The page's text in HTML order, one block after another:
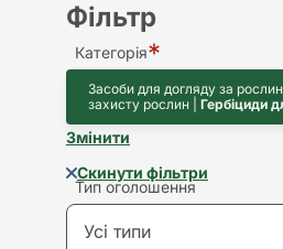
Фільтр
Категорія
Засоби для догляду за рослинами |
захисту рослин | Гербіциди
Змінити
Скинути фільтри
Тип оголошення
Усі типи